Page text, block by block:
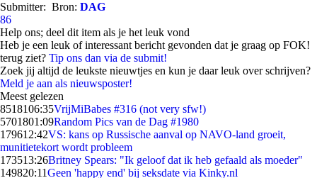
Submitter: Bron: DAG
86
Help ons; deel dit item als je het leuk vond
Heb je een leuk of interessant bericht gevonden dat je graag op FOK!
terug ziet? Tip ons dan via de submit!
Zoek jij altijd de leukste nieuwtjes en kun je daar leuk over schrijven?
Meld je aan als nieuwsposter!
Meest gelezen
8518106:35VrijMiBabes #316 (not very sfw!)
5701801:09Random Pics van de Dag #1980
179612:42VS: kans op Russische aanval op NAVO-land groeit,
munitietekort wordt probleem
173513:26Britney Spears: "Ik geloof dat ik heb gefaald als moeder"
149820:11Geen 'happy end' bij seksdate via Kinky.nl